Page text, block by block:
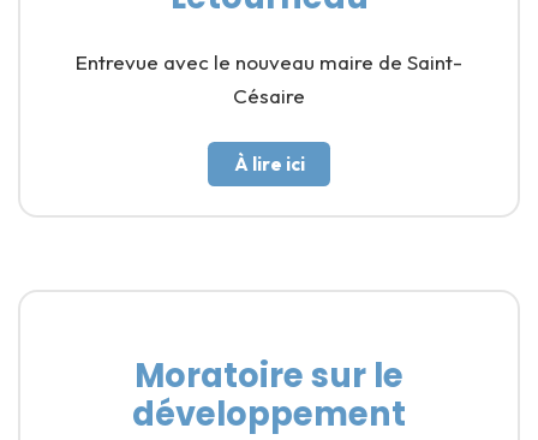
Entrevue avec le nouveau maire de Saint-
Césaire
À lire ici
Moratoire sur le
développement